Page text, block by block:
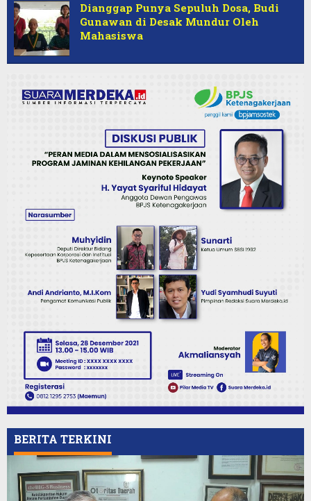
Dianggap Punya Sepuluh Dosa, Budi
Gunawan di Desak Mundur Oleh
Mahasiswa
BERITA TERKINI